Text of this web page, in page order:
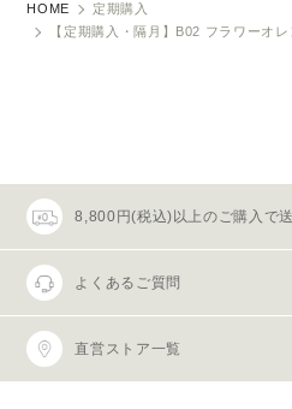
HOME
定期購入
【定期購入・隔月】B02 フラワーオ
8,800円(税込)以上のご購入で
よくあるご質問
直営ストア一覧